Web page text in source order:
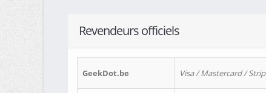
Revendeurs officiels
GeekDot.be Visa / Mastercard /